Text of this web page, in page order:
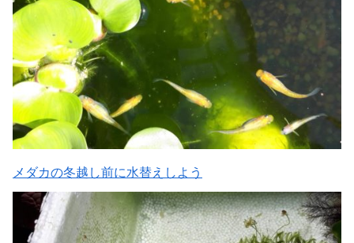
メダカの冬越し前に水替えしよう